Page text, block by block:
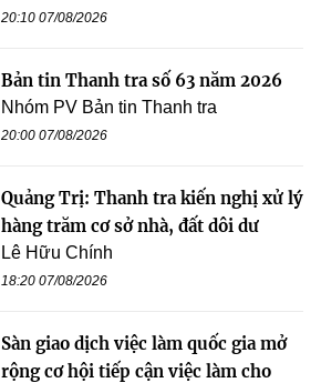
20:10 07/08/2026
Bản tin Thanh tra số 63 năm 2026
Nhóm PV Bản tin Thanh tra
20:00 07/08/2026
Quảng Trị: Thanh tra kiến nghị xử lý
hàng trăm cơ sở nhà, đất dôi dư
Lê Hữu Chính
18:20 07/08/2026
Sàn giao dịch việc làm quốc gia mở
rộng cơ hội tiếp cận việc làm cho